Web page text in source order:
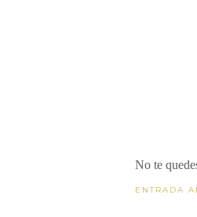
No te
ENTRADA